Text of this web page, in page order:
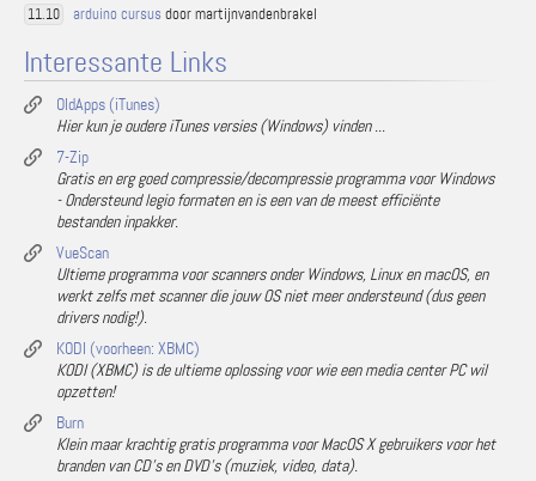
11.10 arduino cursus door martijnvandenbrakel
Interessante Links
OldApps (iTunes)
Hier kun je oudere iTunes versies (Windows) vinden ...
7-Zip
Gratis en erg goed compressie/decompressie programma voor Windows
- Ondersteund legio formaten en is een van de meest efficiënte
bestanden inpakker.
VueScan
Ultieme programma voor scanners onder Windows, Linux en macOS, en
werkt zelfs met scanner die jouw OS niet meer ondersteund (dus geen
drivers nodig!).
KODI (voorheen: XBMC)
KODI (XBMC) is de ultieme oplossing voor wie een media center PC wil
opzetten!
Burn
Klein maar krachtig gratis programma voor MacOS X gebruikers voor het
branden van CD's en DVD's (muziek, video, data).